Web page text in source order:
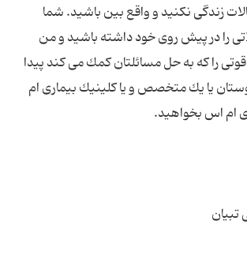
زندگی نكنید و واقع بین باشید. شما
را در پیش روی خود داشته باشید و من
را كه به حل مسائلتان كمك می كند پیدا
یا یك متخصص و یا كلینیك بیماری ام